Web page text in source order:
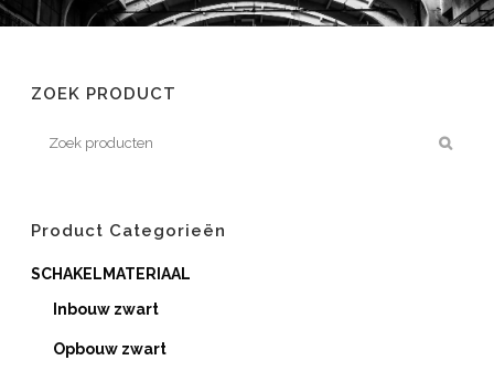
ZOEK PRODUCT
Product Categorieën
SCHAKELMATERIAAL
Inbouw zwart
Opbouw zwart